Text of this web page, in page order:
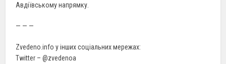
Авдіївському напрямку.
— — —
Zvedeno.info у інших соціальних мережах:
Twitter – @zvedenoа